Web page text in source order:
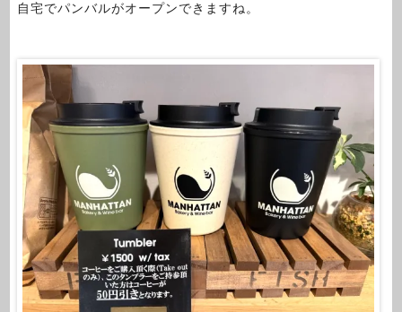
自宅でパンバルがオープンできますね。